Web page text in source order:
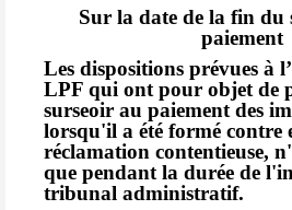
Sur la date de la fin du
paiement
Les dispositions prévues à
LPF qui ont pour objet de
surseoir au paiement des
lorsqu'il a été formé contre
réclamation contentieuse,
que pendant la durée de
tribunal administratif.